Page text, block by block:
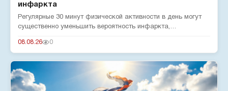
инфаркта
Регулярные 30 минут физической активности в день могут
существенно уменьшить вероятность инфаркта,
08.08.26 0